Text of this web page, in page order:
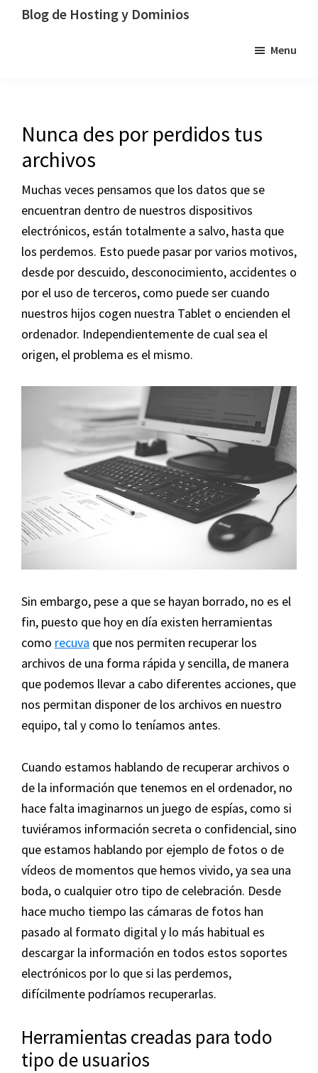
Saltar
Saltar
SaltarBlog de Hosting y Dominios
los
dominios
la
tecnología
Menu
Nunca des por perdidos tus
archivos
Muchas veces pensamos que los datos que se
encuentran dentro de nuestros dispositivos
electrónicos, están totalmente a salvo, hasta que
los perdemos. Esto puede pasar por varios motivos,
desde por descuido, desconocimiento, accidentes o
por el uso de terceros, como puede ser cuando
nuestros hijos cogen nuestra Tablet o encienden el
ordenador. Independientemente de cual sea el
origen, el problema es el mismo.
Sin embargo, pese a que se hayan borrado, no es el
fin, puesto que hoy en día existen herramientas
como recuva que nos permiten recuperar los
archivos de una forma rápida y sencilla, de manera
que podemos llevar a cabo diferentes acciones, que
nos permitan disponer de los archivos en nuestro
equipo, tal y como lo teníamos antes.
Cuando estamos hablando de recuperar archivos o
de la información que tenemos en el ordenador, no
hace falta imaginarnos un juego de espías, como si
tuviéramos información secreta o confidencial, sino
que estamos hablando por ejemplo de fotos o de
vídeos de momentos que hemos vivido, ya sea una
boda, o cualquier otro tipo de celebración. Desde
hace mucho tiempo las cámaras de fotos han
pasado al formato digital y lo más habitual es
descargar la información en todos estos soportes
electrónicos por lo que si las perdemos,
difícilmente podríamos recuperarlas.
Herramientas creadas para todo
tipo de usuarios